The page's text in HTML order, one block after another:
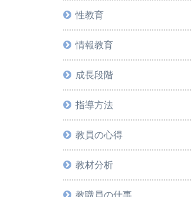
性教育
情報教育
成長段階
指導方法
教員の心得
教材分析
教職員の仕事